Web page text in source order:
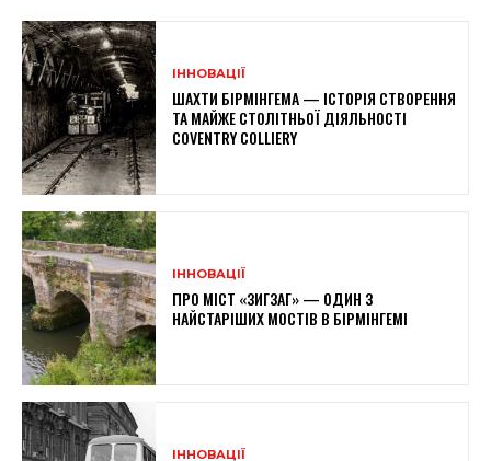
ІННОВАЦІЇ
ШАХТИ БІРМІНГЕМА — ІСТОРІЯ СТВОРЕННЯ
ТА МАЙЖЕ СТОЛІТНЬОЇ ДІЯЛЬНОСТІ
COVENTRY COLLIERY
ІННОВАЦІЇ
ПРО МІСТ «ЗИГЗАГ» — ОДИН З
НАЙСТАРІШИХ МОСТІВ В БІРМІНГЕМІ
ІННОВАЦІЇ